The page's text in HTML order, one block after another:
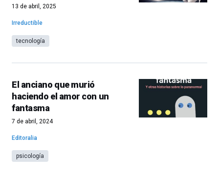
13 de abril, 2025
Irreductible
tecnología
El anciano que murió
haciendo el amor con un
fantasma
7 de abril, 2024
Editoralia
psicología